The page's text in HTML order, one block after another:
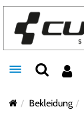
Toggle navigation
Bekleidung